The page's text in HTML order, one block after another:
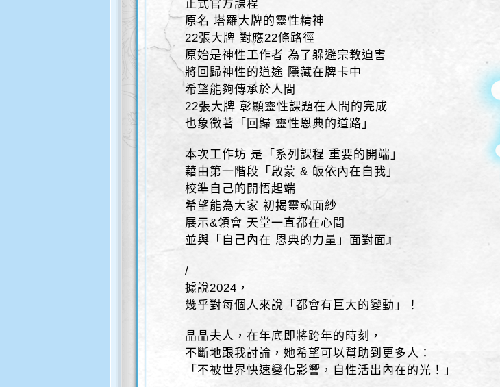
正式官方課程
原名 塔羅大牌的靈性精神
22張大牌 對應22條路徑
原始是神性工作者 為了躲避宗教迫害
將回歸神性的道途 隱藏在牌卡中
希望能夠傳承於人間
22張大牌 彰顯靈性課題在人間的完成
也象徵著「回歸 靈性恩典的道路」
本次工作坊 是「系列課程 重要的開端」
藉由第一階段「啟蒙 & 皈依內在自我」
校準自己的開悟起端
希望能為大家 初揭靈魂面紗
展示&領會 天堂一直都在心間
並與「自己內在 恩典的力量」面對面』
/
據說2024，
幾乎對每個人來說「都會有巨大的變動」！
晶晶夫人，在年底即將跨年的時刻，
不斷地跟我討論，她希望可以幫助到更多人：
「不被世界快速變化影響，自性活出內在的光！」